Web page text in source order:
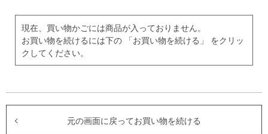
現在、買い物かごには商品が入っておりません。
お買い物を続けるには下の 「お買い物を続ける」 をクリッ
クしてください。
元の画面に戻ってお買い物を続ける